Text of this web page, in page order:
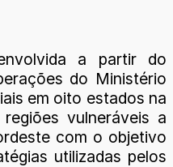
a partir do
do Ministério
em oito estados na
vulneráveis a
com o objetivo
utilizadas pelos